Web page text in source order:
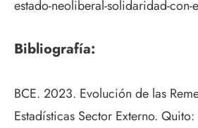
estado-neoliberal-solidaridad-con-
Bibliografía:
BCE. 2023. Evolución de las
Estadísticas Sector Externo.